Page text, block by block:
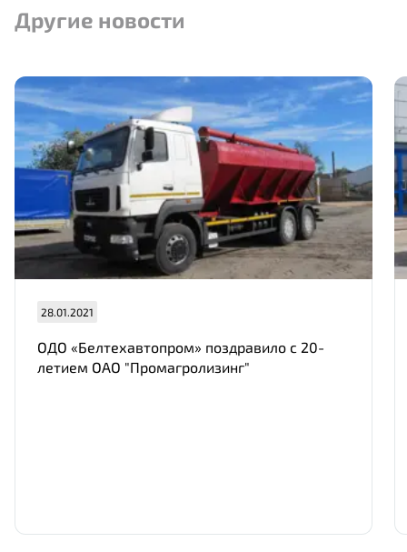
Другие новости
28.01.2021
ОДО «Белтехавтопром» поздравило с 20-
летием ОАО "Промагролизинг"
Нам важно Ваше мнение. Здесь Вы
можете отправить предложения о